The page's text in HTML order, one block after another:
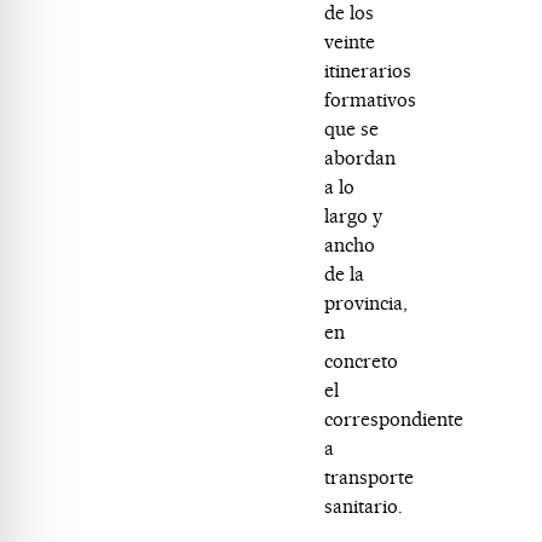
de los
veinte
itinerarios
formativos
que se
abordan
a lo
largo y
ancho
de la
provincia,
en
concreto
el
correspondiente
a
transporte
sanitario.